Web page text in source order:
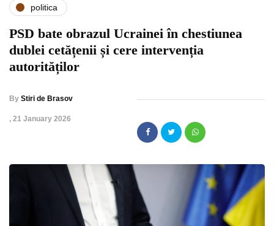
politica
PSD bate obrazul Ucrainei în chestiunea
dublei cetățenii și cere intervenția
autorităților
By Stiri de Brasov
, 21 January 2026